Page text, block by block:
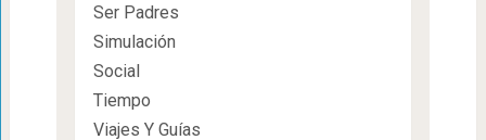
Ser Padres
Simulación
Social
Tiempo
Viajes Y Guías